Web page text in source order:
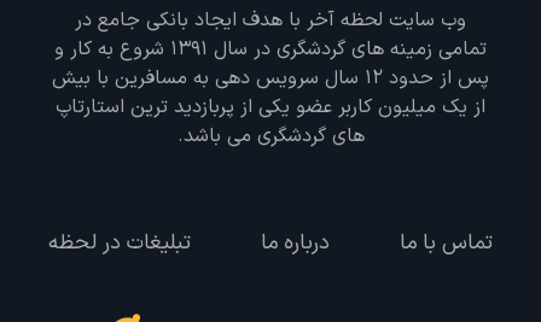
وب سایت لحظه آخر با هدف ایجاد بانکی جامع در
تمامی زمینه های گردشگری در سال 1391 شروع به کار و
پس از حدود 12 سال سرویس دهی به مسافرین با بیش
از یک میلیون کاربر عضو یکی از پربازدید ترین استارتاپ
های گردشگری می باشد.
تماس با ما درباره ما تبلیغات در لحظه